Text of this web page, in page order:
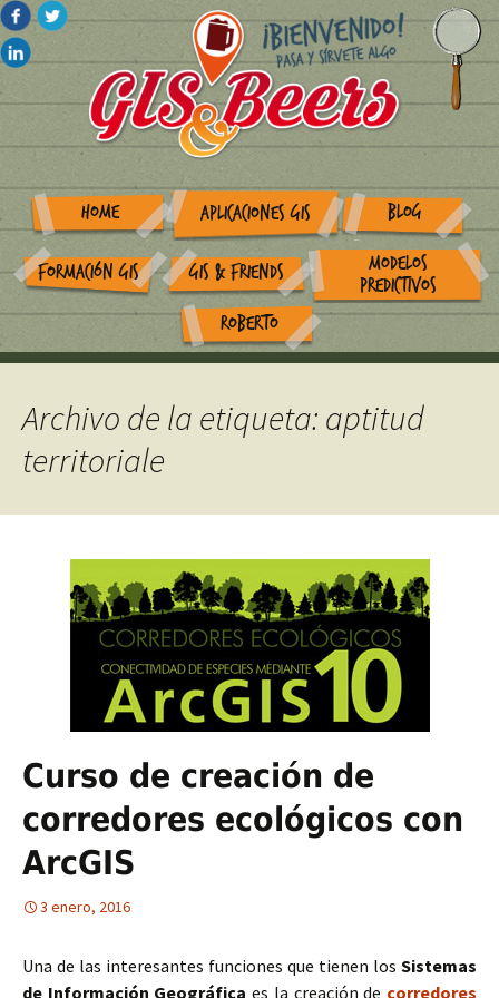
HOME APLICACIONES GIS BLOG
FORMACIÓN GIS GIS & FRIENDS
MODELOS
PREDICTIVOS
ROBERTO
Archivo de la etiqueta: aptitud
territoriale
Curso de creación de
corredores ecológicos con
ArcGIS
3 enero, 2016
Una de las interesantes funciones que tienen los Sistemas
de Información Geográfica es la creación de corredores